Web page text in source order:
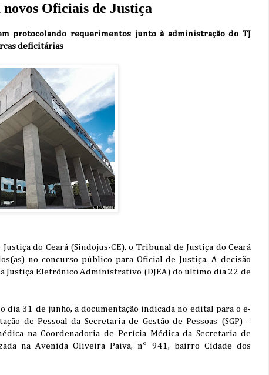
Oficiais de Justiça
protocolando requerimentos junto à administração do TJ
deficitárias
do Ceará (Sindojus-CE), o Tribunal de Justiça do Ceará
no concurso público para Oficial de Justiça. A decisão
Justiça Eletrônico Administrativo (DJEA) do último dia 22 de
dia 31 de junho, a documentação indicada no edital para o e-
de Pessoal da Secretaria de Gestão de Pessoas (SGP) –
na Coordenadoria de Perícia Médica da Secretaria de
na Avenida Oliveira Paiva, nº 941, bairro Cidade dos